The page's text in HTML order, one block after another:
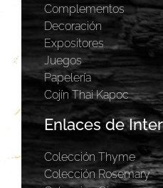
Complementos
Decoración
Expositores
Juegos
Papelería
Cojín Thai Kapoc
Enlaces de
Colección Thyme
Colección Rosemary